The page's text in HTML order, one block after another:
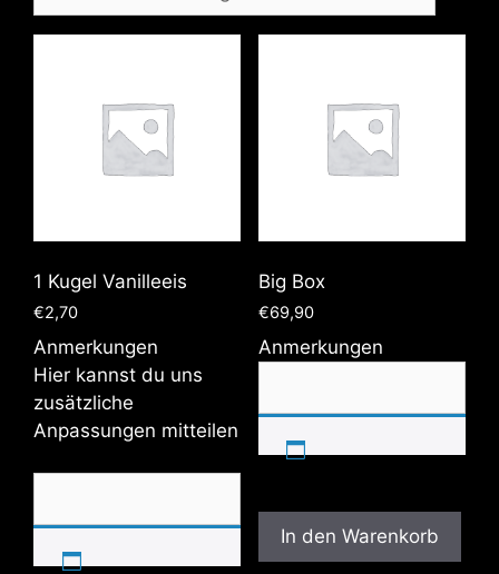
1 Kugel Vanilleeis
€2,70
Anmerkungen
Hier kannst du uns
zusätzliche
Anpassungen mitteilen
Big Box
€69,90
Anmerkungen
In den Warenkorb